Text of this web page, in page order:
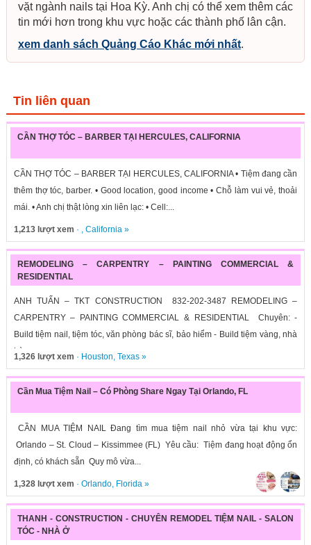
vặt ngành nails tại Hoa Kỳ. Anh chị có thể xem thêm các
tin mới hơn trong khu vực hoặc các thành phố lân cận.
xem danh sách Quảng Cáo Khác mới nhất.
Tin liên quan
CẦN THỢ TÓC – BARBER TẠI HERCULES, CALIFORNIA
CẦN THỢ TÓC – BARBER TẠI HERCULES, CALIFORNIA • Tiệm đang cần
thêm thợ tóc, barber. • Good location, good income • Chỗ làm vui vẻ, thoải
mái. • Anh chị thật lòng xin liên lạc: • Cell:...
1,213 lượt xem · , California»
REMODELING – CARPENTRY – PAINTING COMMERCIAL &
RESIDENTIAL
ANH TUẤN – TKT CONSTRUCTION 832-202-3487 REMODELING –
CARPENTRY – PAINTING COMMERCIAL & RESIDENTIAL Chuyên: -
Build tiệm nail, tiệm tóc, văn phòng bác sĩ, bảo hiểm - Build tiệm vàng, nhà
hàng,...
1,326 lượt xem · Houston, Texas»
Cần Mua Tiệm Nail – Có Phòng Share Ngay Tại Orlando, FL
CẦN MUA TIỆM NAIL Đang tìm mua tiệm nail nhỏ vừa tại khu vực:
Orlando – St. Cloud – Kissimmee (FL) Yêu cầu: Tiệm đang hoạt động ổn
định, có khách sẵn Quy mô vừa...
1,328 lượt xem · Orlando, Florida»
THANH - CONSTRUCTION - CHUYÊN REMODEL TIỆM NAIL - SALON
TÓC - NHÀ Ở